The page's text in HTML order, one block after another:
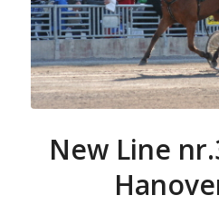
New Line